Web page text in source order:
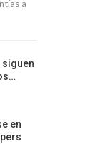
a
siguen
en